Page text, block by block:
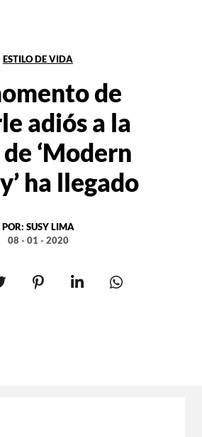
ESTILO DE VIDA
de
adiós a la
‘Modern
ha llegado
POR: SUSY LIMA
08 - 01 - 2020